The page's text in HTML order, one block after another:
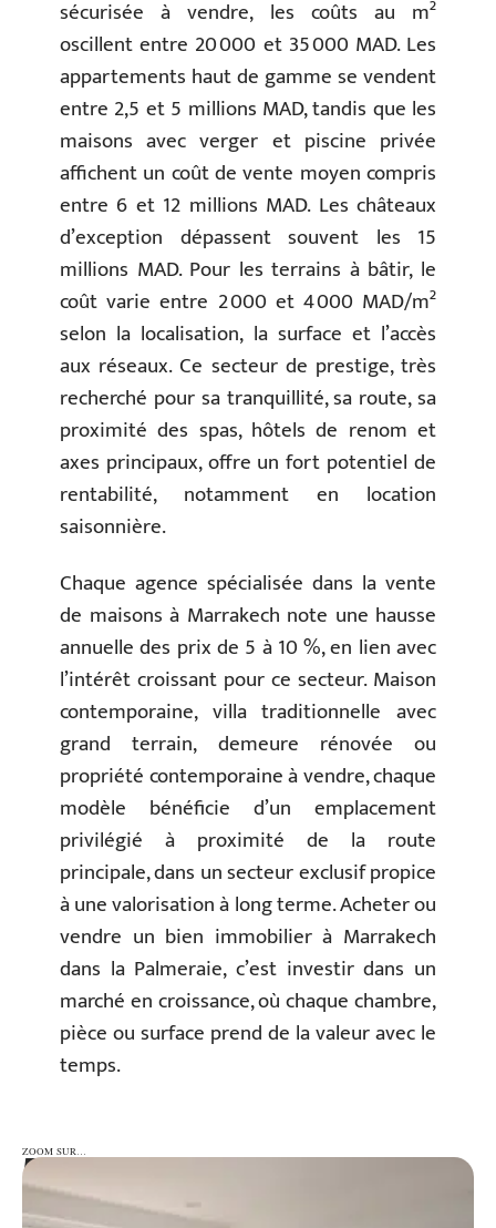
sécurisée à vendre, les coûts au m²
oscillent entre 20 000 et 35 000 MAD. Les
appartements haut de gamme se vendent
entre 2,5 et 5 millions MAD, tandis que les
maisons avec verger et piscine privée
affichent un coût de vente moyen compris
entre 6 et 12 millions MAD. Les châteaux
d’exception dépassent souvent les 15
millions MAD. Pour les terrains à bâtir, le
coût varie entre 2 000 et 4 000 MAD/m²
selon la localisation, la surface et l’accès
aux réseaux. Ce secteur de prestige, très
recherché pour sa tranquillité, sa route, sa
proximité des spas, hôtels de renom et
axes principaux, offre un fort potentiel de
rentabilité, notamment en location
saisonnière.
Chaque agence spécialisée dans la vente
de maisons à Marrakech note une hausse
annuelle des prix de 5 à 10 %, en lien avec
l’intérêt croissant pour ce secteur. Maison
contemporaine, villa traditionnelle avec
grand terrain, demeure rénovée ou
propriété contemporaine à vendre, chaque
modèle bénéficie d’un emplacement
privilégié à proximité de la route
principale, dans un secteur exclusif propice
à une valorisation à long terme. Acheter ou
vendre un bien immobilier à Marrakech
dans la Palmeraie, c’est investir dans un
marché en croissance, où chaque chambre,
pièce ou surface prend de la valeur avec le
temps.
ZOOM SUR…
ZOOM SUR…